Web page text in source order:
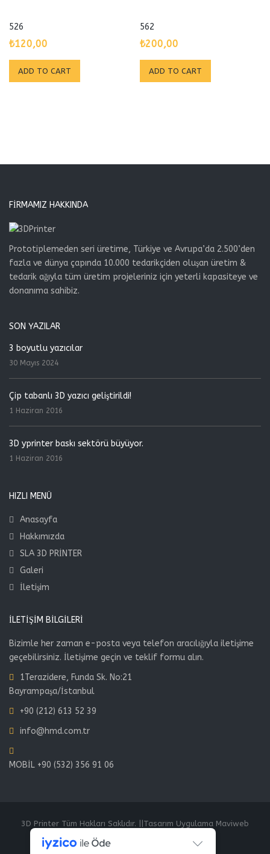
526
₺120,00
ADD TO CART
562
₺200,00
ADD TO CART
FIRMAMIZ HAKKINDA
Prototiplemeden seri üretime, Türkiye ve Avrupa’da 2.500’den
fazla ve dünya çapında 10.000 tedarikçiden oluşan üretim &
tedarik ağıyla tüm üretim projeleriniz için yeterli kapasiteye ve
donanıma sahibiz.
SON YAZILAR
3 boyutlu yazıcılar
30 Mayıs 2024
Çip tabanlı 3D yazıcı geliştirildi!
1 Haziran 2016
3D yprinter baskı sektörü büyüyor.
1 Haziran 2016
HIZLI MENÜ
Anasayfa
Hakkımızda
SLA 3D PRİNTER
Galeri
İletişim
İLETIŞIM BILGILERI
Bizimle her zaman e-posta veya telefon aracılığıyla iletişime
geçebilirsiniz. İletişime geçin ve teklif formu alın.
1Terazidere, Funda Sk. No:21
Bayrampaşa/İstanbul
+90 (212) 613 52 39
info@hmd.com.tr
MOBİL +90 (532) 356 91 06
3D Printer Tüm Hakları Saklıdır. ||Tasarım Uygulama Maviweb